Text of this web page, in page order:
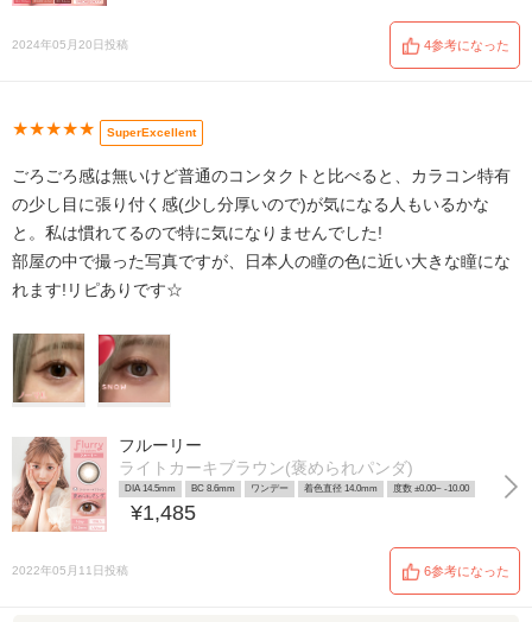
2024年05月20日投稿 4参考になった
★★★★★ SuperExcellent
ごろごろ感は無いけど普通のコンタクトと比べると、カラコン特有
の少し目に張り付く感(少し分厚いので)が気になる人もいるかな
と。私は慣れてるので特に気になりませんでした!
部屋の中で撮った写真ですが、日本人の瞳の色に近い大きな瞳にな
れます!リピありです☆
フルーリー
ライトカーキブラウン(褒められパンダ)
DIA 14.5mm BC 8.6mm ワンデー 着色直径 14.0mm 度数 ±0.00~ -10.00
¥1,485
2022年05月11日投稿 6参考になった